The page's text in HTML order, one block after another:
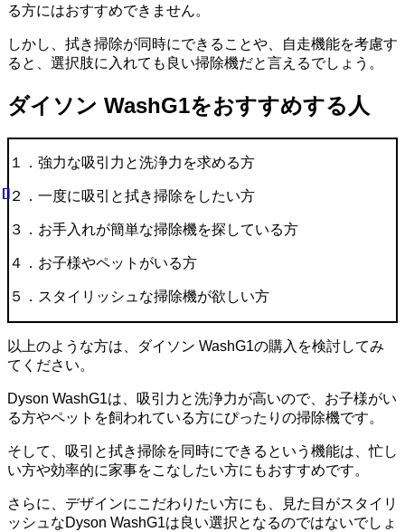
る方にはおすすめできません。
しかし、拭き掃除が同時にできることや、自走機能を考慮す
ると、選択肢に入れても良い掃除機だと言えるでしょう。
ダイソン WashG1をおすすめする人
１．強力な吸引力と洗浄力を求める方
２．一度に吸引と拭き掃除をしたい方
３．お手入れが簡単な掃除機を探している方
４．お子様やペットがいる方
５．スタイリッシュな掃除機が欲しい方
以上のような方は、ダイソン WashG1の購入を検討してみ
てください。
Dyson WashG1は、吸引力と洗浄力が高いので、お子様がい
る方やペットを飼われている方にぴったりの掃除機です。
そして、吸引と拭き掃除を同時にできるという機能は、忙し
い方や効率的に家事をこなしたい方にもおすすめです。
さらに、デザインにこだわりたい方にも、見た目がスタイリ
ッシュなDyson WashG1は良い選択となるのではないでしょ